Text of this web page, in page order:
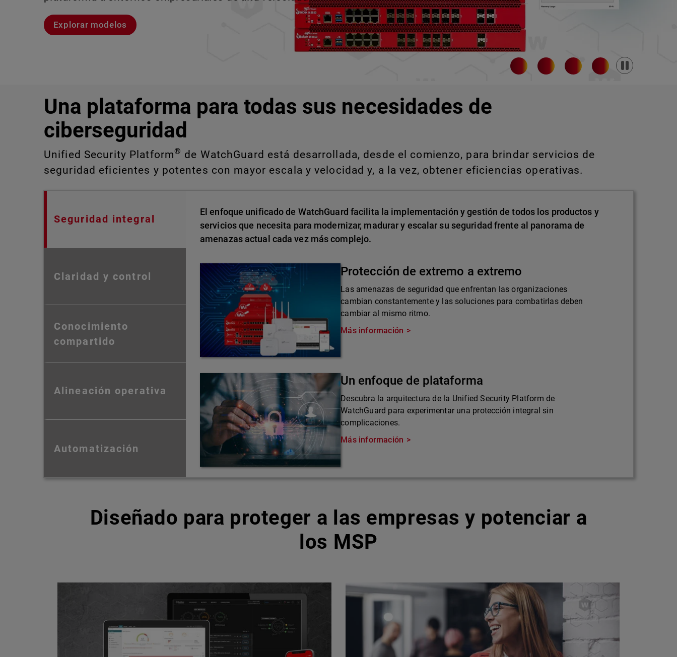
Explorar modelos
Explora CloudDR
Conozcan a Rai
Conozca WatchGuard EDR
Pause
Una plataforma para todas sus necesidades de
ciberseguridad
Unified Security Platform® de WatchGuard está desarrollada, desde el comienzo, para brindar servicios de
seguridad eficientes y potentes con mayor escala y velocidad y, a la vez, obtener eficiencias operativas.
Seguridad integral
Claridad y control
Conocimiento
compartido
Alineación operativa
Automatización
El enfoque unificado de WatchGuard facilita la implementación y gestión de todos los productos y
servicios que necesita para modernizar, madurar y escalar su seguridad frente al panorama de
amenazas actual cada vez más complejo.
Protección de extremo a extremo
Las amenazas de seguridad que enfrentan las organizaciones
cambian constantemente y las soluciones para combatirlas deben
cambiar al mismo ritmo.
Más información
Un enfoque de plataforma
Descubra la arquitectura de la Unified Security Platform de
WatchGuard para experimentar una protección integral sin
complicaciones.
Más información
Diseñado para proteger a las empresas y potenciar a
los MSP